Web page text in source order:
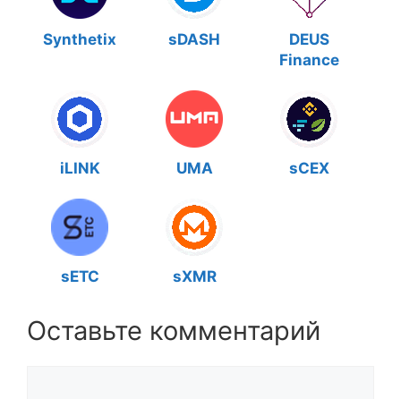
Synthetix sDASH
DEUS
Finance
iLINK UMA sCEX
sETC sXMR
Оставьте комментарий